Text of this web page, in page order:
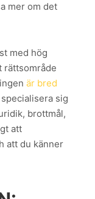
mer om det
med hög
rättsområde
är bred
sig
brottmål,
att
att du känner